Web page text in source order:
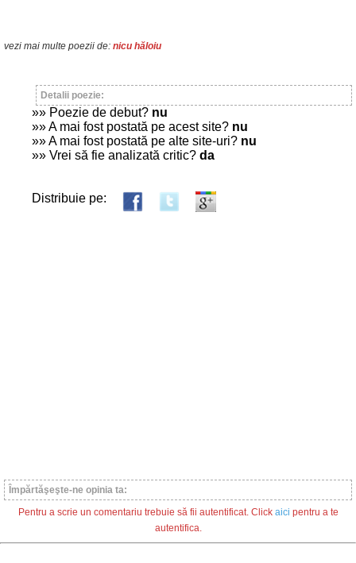
vezi mai multe poezii de: nicu hăloiu
Detalii poezie:
»» Poezie de debut? nu
»» A mai fost postată pe acest site? nu
»» A mai fost postată pe alte site-uri? nu
»» Vrei să fie analizată critic? da
Distribuie pe:
Împărtăşeşte-ne opinia ta:
Pentru a scrie un comentariu trebuie să fii autentificat. Click aici pentru a te
autentifica.